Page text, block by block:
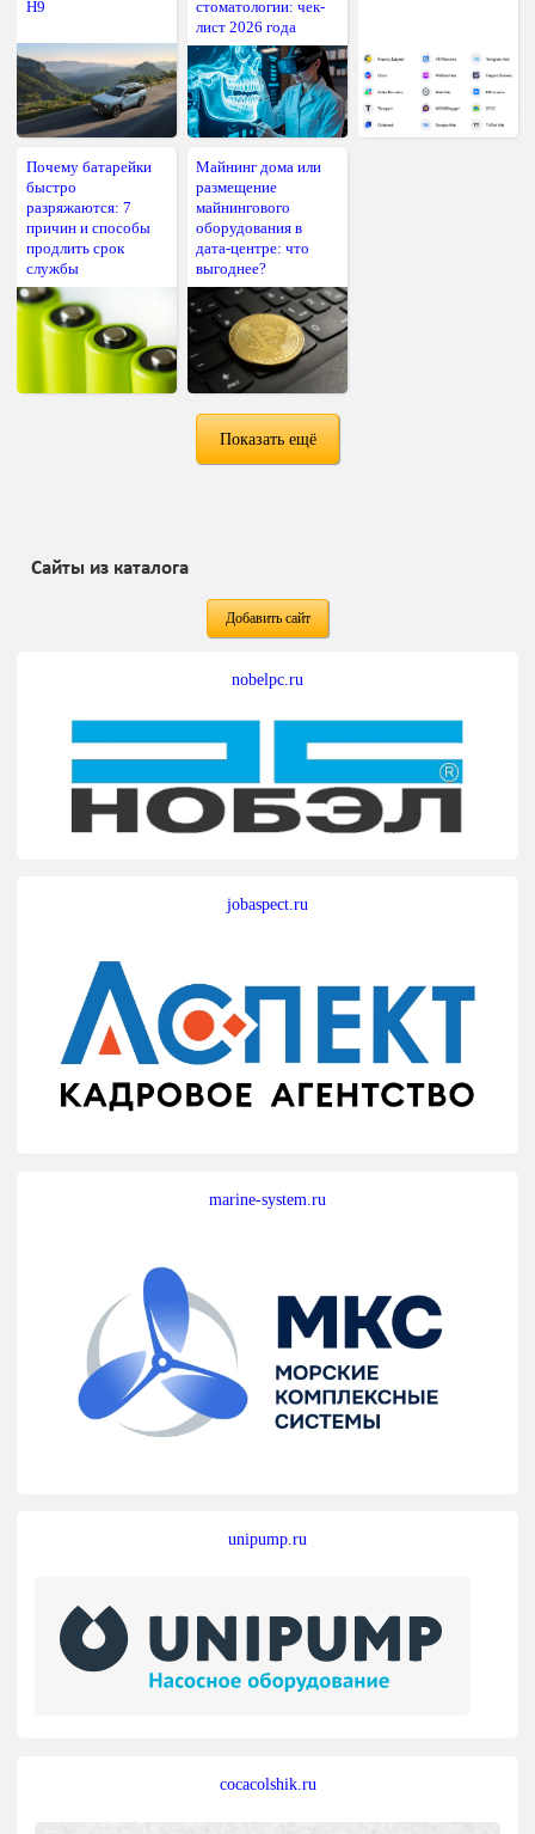
H9
стоматологии: чек-
лист 2026 года
Почему батарейки
быстро
разряжаются: 7
причин и способы
продлить срок
службы
Майнинг дома или
размещение
майнингового
оборудования в
дата-центре: что
выгоднее?
Показать ещё
Сайты из каталога
Добавить сайт
nobelpc.ru
jobaspect.ru
marine-system.ru
unipump.ru
cocacolshik.ru